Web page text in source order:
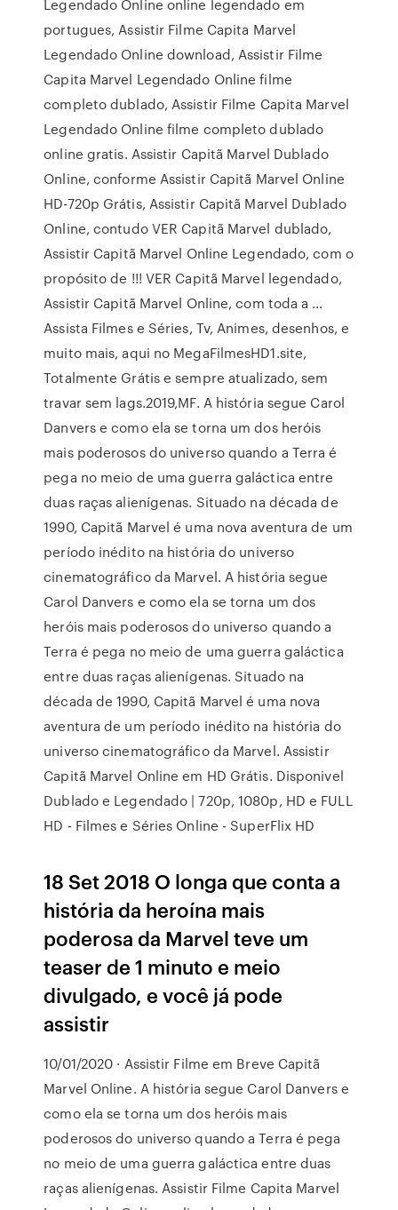
Legendado Online online legendado em
portugues, Assistir Filme Capita Marvel
Legendado Online download, Assistir Filme
Capita Marvel Legendado Online filme
completo dublado, Assistir Filme Capita Marvel
Legendado Online filme completo dublado
online gratis. Assistir Capitã Marvel Dublado
Online, conforme Assistir Capitã Marvel Online
HD-720p Grátis, Assistir Capitã Marvel Dublado
Online, contudo VER Capitã Marvel dublado,
Assistir Capitã Marvel Online Legendado, com o
propósito de !!! VER Capitã Marvel legendado,
Assistir Capitã Marvel Online, com toda a …
Assista Filmes e Séries, Tv, Animes, desenhos, e
muito mais, aqui no MegaFilmesHD1.site,
Totalmente Grátis e sempre atualizado, sem
travar sem lags.2019,MF. A história segue Carol
Danvers e como ela se torna um dos heróis
mais poderosos do universo quando a Terra é
pega no meio de uma guerra galáctica entre
duas raças alienígenas. Situado na década de
1990, Capitã Marvel é uma nova aventura de um
período inédito na história do universo
cinematográfico da Marvel. A história segue
Carol Danvers e como ela se torna um dos
heróis mais poderosos do universo quando a
Terra é pega no meio de uma guerra galáctica
entre duas raças alienígenas. Situado na
década de 1990, Capitã Marvel é uma nova
aventura de um período inédito na história do
universo cinematográfico da Marvel. Assistir
Capitã Marvel Online em HD Grátis. Disponivel
Dublado e Legendado | 720p, 1080p, HD e FULL
HD - Filmes e Séries Online - SuperFlix HD
18 Set 2018 O longa que conta a
história da heroína mais
poderosa da Marvel teve um
teaser de 1 minuto e meio
divulgado, e você já pode
assistir
10/01/2020 · Assistir Filme em Breve Capitã
Marvel Online. A história segue Carol Danvers e
como ela se torna um dos heróis mais
poderosos do universo quando a Terra é pega
no meio de uma guerra galáctica entre duas
raças alienígenas. Assistir Filme Capita Marvel